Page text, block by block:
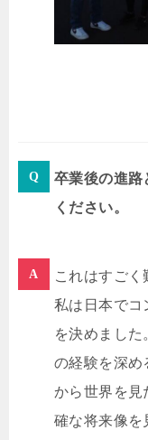
卒業後の進路
ください。
これはすごく
私は日本でコ
を決めまし
の経験を深め
から世界を見
確な将来像を